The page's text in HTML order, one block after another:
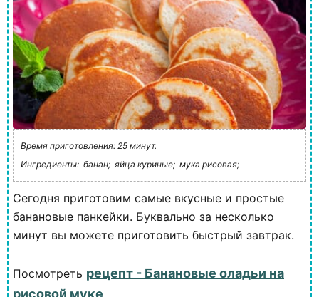
Время приготовления: 25 минут.
Ингредиенты: банан; яйца куриные; мука рисовая;
Сегодня приготовим самые вкусные и простые
банановые панкейки. Буквально за несколько
минут вы можете приготовить быстрый завтрак.
Посмотреть рецепт - Банановые оладьи на
рисовой муке